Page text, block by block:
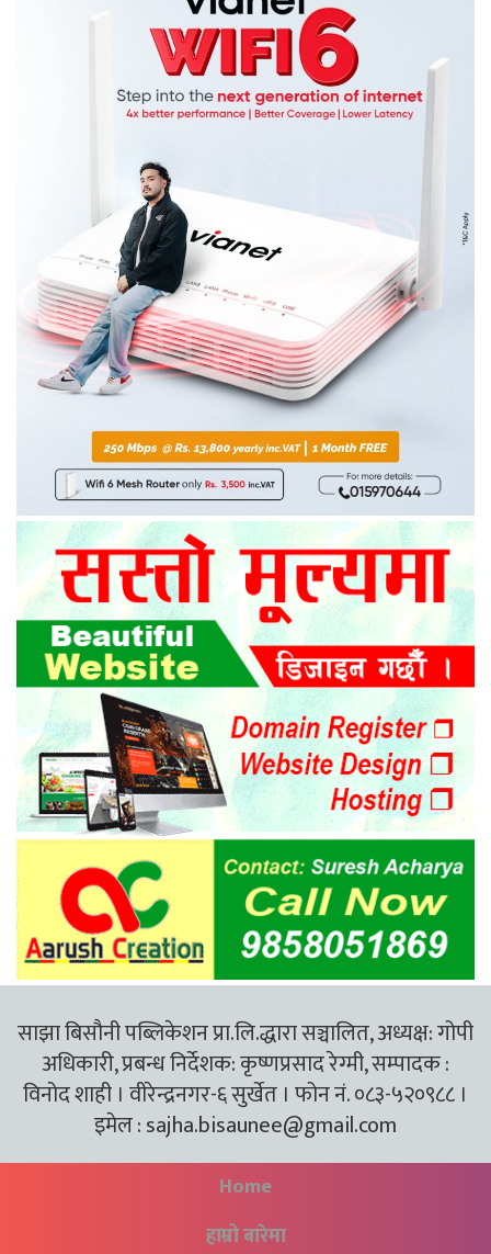
साझा बिसौनी पब्लिकेशन प्रा.लि.द्धारा सञ्चालित, अध्यक्ष: गोपी
अधिकारी, प्रबन्ध निर्देशक: कृष्णप्रसाद रेग्मी, सम्पादक :
विनोद शाही । वीरेन्द्रनगर-६ सुर्खेत । फोन नं. ०८३-५२०९८८ ।
इमेल :sajha.bisaunee@gmail.com
Home
हाम्रो बारेमा